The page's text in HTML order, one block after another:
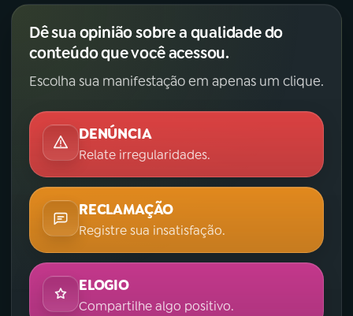
Dê sua opinião sobre a qualidade do
conteúdo que você acessou.
Escolha sua manifestação em apenas um clique.
DENÚNCIA
Relate irregularidades.
RECLAMAÇÃO
Registre sua insatisfação.
ELOGIO
Compartilhe algo positivo.